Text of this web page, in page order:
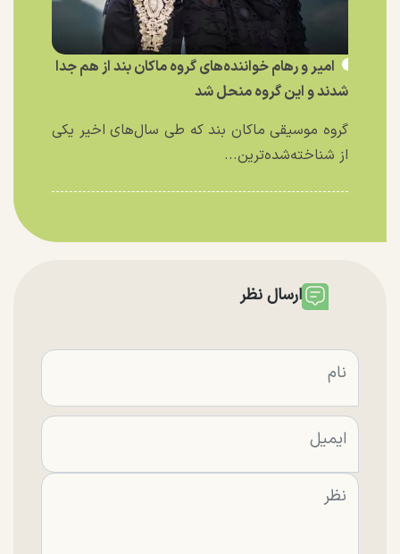
امیر و رهام خواننده‌های گروه ماکان بند از هم جدا
شدند و این گروه منحل شد
گروه موسیقی ماکان بند که طی سال‌های اخیر یکی
از شناخته‌شده‌ترین...
ارسال نظر